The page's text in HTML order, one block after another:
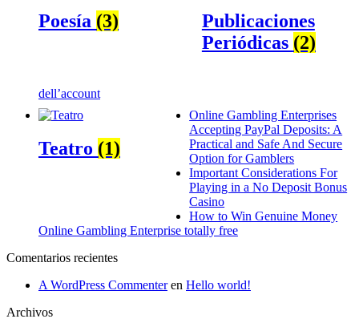
Poesía (3)
Publicaciones
Periódicas (2)
Teatro (1)
dell’account
Online Gambling Enterprises
Accepting PayPal Deposits: A
Practical and Safe And Secure
Option for Gamblers
Important Considerations For
Playing in a No Deposit Bonus
Casino
How to Win Genuine Money
Online Gambling Enterprise totally free
Comentarios recientes
A WordPress Commenteren Hello world!
Archivos